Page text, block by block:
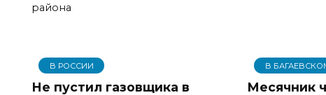
района
В РОССИИ
Не пустил газовщика в
В
Месячник